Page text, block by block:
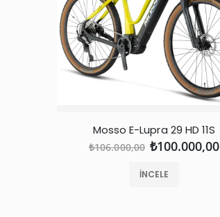
Mosso E-Lupra 29 HD 11S
₺106.000,00 ₺100.000,00
İNCELE